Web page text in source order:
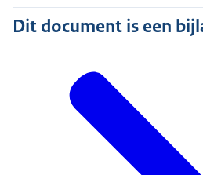
Dit document is een